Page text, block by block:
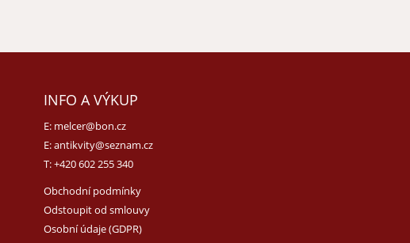
INFO A VÝKUP
E: melcer@bon.cz
E:antikvity@seznam.cz
T:+420 602 255 340
Obchodní podmínky
Odstoupit od smlouvy
Osobní údaje (GDPR)